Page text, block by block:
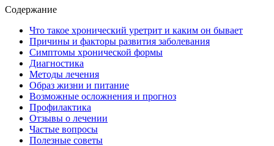
Содержание
Что такое хронический уретрит и каким он бывает
Причины и факторы развития заболевания
Симптомы хронической формы
Диагностика
Методы лечения
Образ жизни и питание
Возможные осложнения и прогноз
Профилактика
Отзывы о лечении
Частые вопросы
Полезные советы